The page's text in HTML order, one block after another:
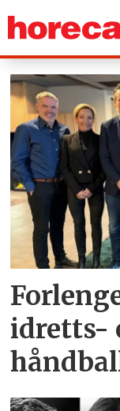
Tag:
norges
idretts-